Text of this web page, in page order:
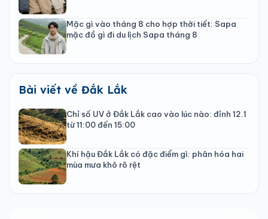
Mặc gì vào tháng 8 cho hợp thời tiết: Sapa
mặc đồ gì đi du lịch Sapa tháng 8
Bài viết về Đắk Lắk
Chỉ số UV ở Đắk Lắk cao vào lúc nào: đỉnh 12.1
từ 11:00 đến 15:00
Khí hậu Đắk Lắk có đặc điểm gì: phân hóa hai
mùa mưa khô rõ rệt